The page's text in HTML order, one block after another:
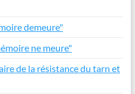
demeure"
ne meure"
de la résistance du tarn et